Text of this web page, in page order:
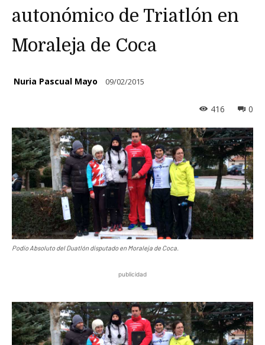
autonómico de Triatlón en
Moraleja de Coca
Nuria Pascual Mayo 09/02/2015
0
416
Podio Absoluto del Duatlón disputado en Moraleja de Coca.
publicidad